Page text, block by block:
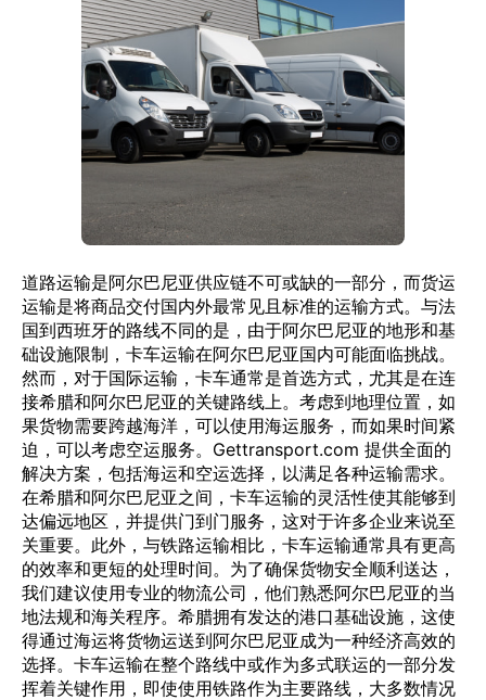
道路运输是阿尔巴尼亚供应链不可或缺的一部分，而货运
运输是将商品交付国内外最常见且标准的运输方式。与法
国到西班牙的路线不同的是，由于阿尔巴尼亚的地形和基
础设施限制，卡车运输在阿尔巴尼亚国内可能面临挑战。
然而，对于国际运输，卡车通常是首选方式，尤其是在连
接希腊和阿尔巴尼亚的关键路线上。考虑到地理位置，如
果货物需要跨越海洋，可以使用海运服务，而如果时间紧
迫，可以考虑空运服务。Gettransport.com 提供全面的
解决方案，包括海运和空运选择，以满足各种运输需求。
在希腊和阿尔巴尼亚之间，卡车运输的灵活性使其能够到
达偏远地区，并提供门到门服务，这对于许多企业来说至
关重要。此外，与铁路运输相比，卡车运输通常具有更高
的效率和更短的处理时间。为了确保货物安全顺利送达，
我们建议使用专业的物流公司，他们熟悉阿尔巴尼亚的当
地法规和海关程序。希腊拥有发达的港口基础设施，这使
得通过海运将货物运送到阿尔巴尼亚成为一种经济高效的
选择。卡车运输在整个路线中或作为多式联运的一部分发
挥着关键作用，即使使用铁路作为主要路线，大多数情况